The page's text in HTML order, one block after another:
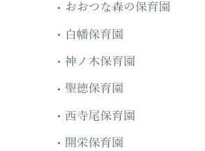
おおつな森の保育園
白幡保育園
神ノ木保育園
聖徳保育園
西寺尾保育園
開栄保育園